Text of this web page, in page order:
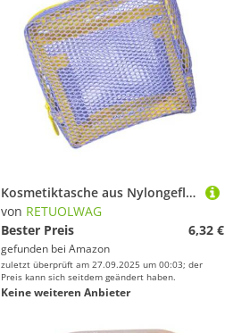
Kosmetiktasche aus Nylongeflecht, quadratische Netze, Reise-Aufbewahrungstasche, tragbare Make-up-Tasche mit Reißverschluss, Reise-Kosmetik-Aufbewahrungstasche, Violett, Einheitsgröße
von RETUOLWAG
Bester Preis
6,32 €
gefunden bei Amazon
zuletzt überprüft am 27.09.2025 um 00:03; der
Preis kann sich seitdem geändert haben.
Keine weiteren Anbieter